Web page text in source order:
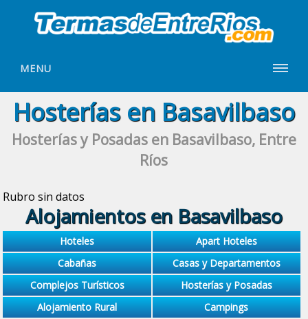
MENU
Hosterías en Basavilbaso
Hosterías y Posadas en Basavilbaso, Entre
Ríos
Rubro sin datos
Alojamientos en Basavilbaso
Hoteles
Apart Hoteles
Cabañas
Casas y Departamentos
Complejos Turísticos
Hosterías y Posadas
Alojamiento Rural
Campings